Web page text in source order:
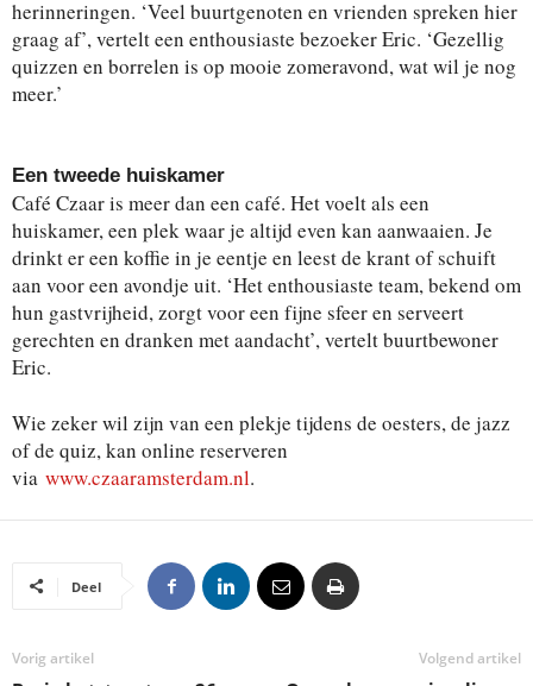
herinneringen. ‘Veel buurtgenoten en vrienden spreken hier
graag af’, vertelt een enthousiaste bezoeker Eric. ‘Gezellig
quizzen en borrelen is op mooie zomeravond, wat wil je nog
meer.’
Een tweede huiskamer
Café Czaar is meer dan een café. Het voelt als een
huiskamer, een plek waar je altijd even kan aanwaaien. Je
drinkt er een koffie in je eentje en leest de krant of schuift
aan voor een avondje uit. ‘Het enthousiaste team, bekend om
hun gastvrijheid, zorgt voor een fijne sfeer en serveert
gerechten en dranken met aandacht’, vertelt buurtbewoner
Eric.
Wie zeker wil zijn van een plekje tijdens de oesters, de jazz
of de quiz, kan online reserveren
via www.czaaramsterdam.nl.
Deel
Vorig artikel Volgend artikel